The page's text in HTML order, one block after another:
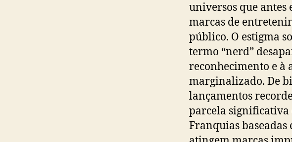
universos que antes
marcas de
público. O estigma
termo “nerd”
reconhecimento e à
marginalizado. De
lançamentos
parcela significativa
Franquias